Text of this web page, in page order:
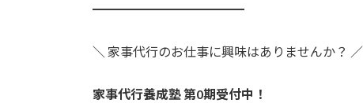
━━━━━━━━━━━━
＼ 家事代行のお仕事に興味はありませんか？ ／
家事代行養成塾 第0期受付中！